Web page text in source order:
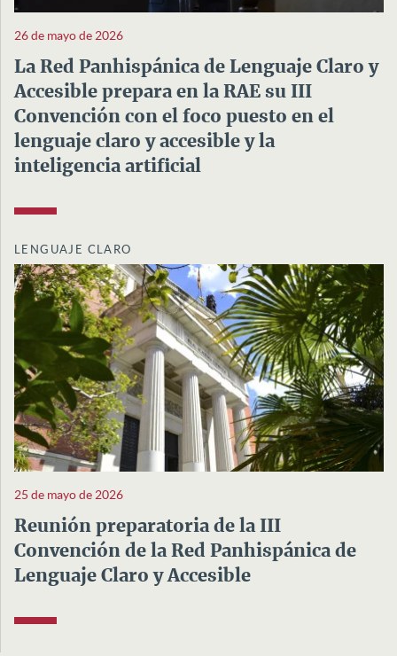
26 de mayo de 2026
La Red Panhispánica de Lenguaje Claro y
Accesible prepara en la RAE su III
Convención con el foco puesto en el
lenguaje claro y accesible y la
inteligencia artificial
LENGUAJE CLARO
25 de mayo de 2026
Reunión preparatoria de la III
Convención de la Red Panhispánica de
Lenguaje Claro y Accesible